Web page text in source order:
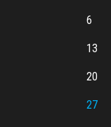
6
13
20
27